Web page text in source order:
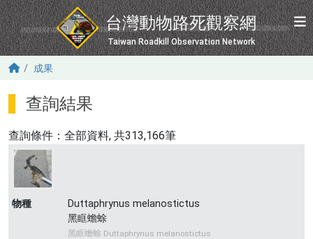
移至主內容
台灣動物路死觀察網
Taiwan Roadkill Observation Network
成果
查詢結果
查詢條件： 全部資料, 共313,166筆
物種
Duttaphrynus melanostictus
黑眶蟾蜍
黑眶蟾蜍 Duttaphrynus melanostictus